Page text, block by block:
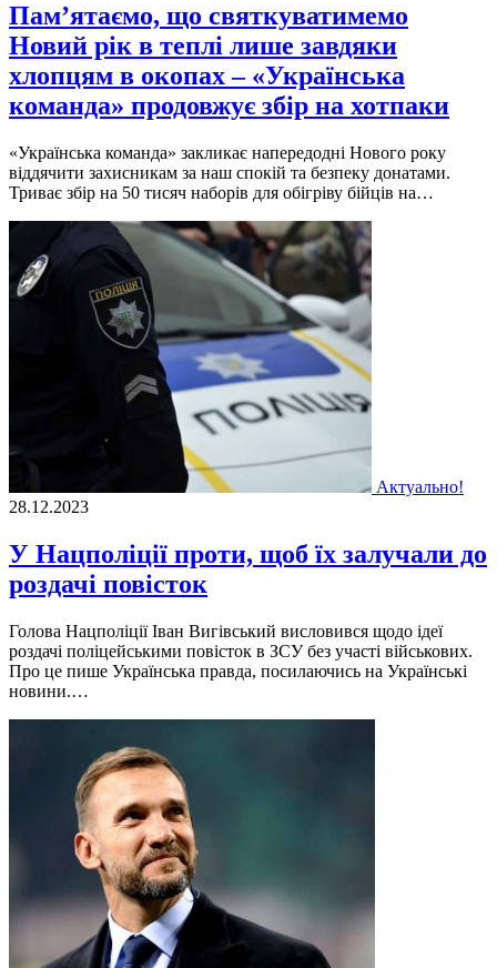
Пам’ятаємо, що святкуватимемо
Новий рік в теплі лише завдяки
хлопцям в окопах – «Українська
команда» продовжує збір на хотпаки
«Українська команда» закликає напередоднi Нового року
вiддячити захисникам за наш спокiй та безпеку донатами.
Триває збiр на 50 тисяч наборiв для обiгрiву бiйцiв на…
Актуально!
28.12.2023
У Нацполіції проти, щоб їх залучали до
роздачі повісток
Голова Нацполіції Іван Вигівський висловився щодо ідеї
роздачі поліцейськими повісток в ЗСУ без участі військових.
Про це пише Українська правда, посилаючись на Українські
новини.…